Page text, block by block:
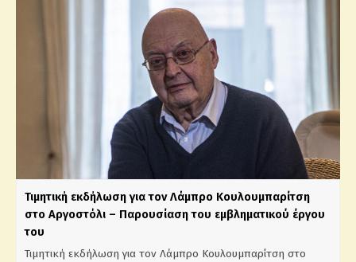
Τιμητική εκδήλωση για τον Λάμπρο Κουλουμπαρίτση
στο Αργοστόλι – Παρουσίαση του εμβληματικού έργου
του
Τιμητική εκδήλωση για τον Λάμπρο Κουλουμπαρίτση στο